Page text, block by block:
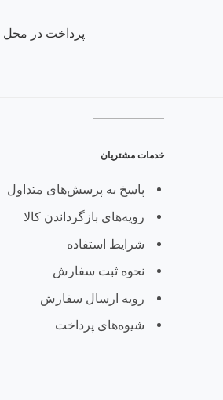
پرداخت در محل
خدمات مشتریان
پاسخ به پرسش‌های متداول
رویه‌های بازگرداندن کالا
شرایط استفاده
نحوه ثبت سفارش
رویه ارسال سفارش
شیوه‌های پرداخت